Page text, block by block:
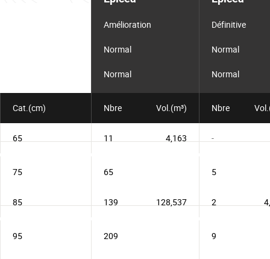
Amélioration Définitive
Normal Normal
Normal Normal
Cat.(cm) Nbre Vol.(m³) Nbre
65 11 -
4,163
75 65 5
85 139 2
128,537
95 209 9